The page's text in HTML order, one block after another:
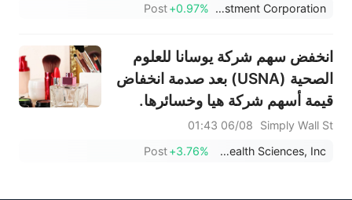
Chimera Investment Corporation
+0.97%
Post
انخفض سهم شركة يوسانا للعلوم
الصحية (USNA) بعد صدمة انخفاض
قيمة أسهم شركة هيا وخسائرها.
Simply Wall St
06/08 01:43
USANA Health Sciences, Inc.
+3.76%
Post